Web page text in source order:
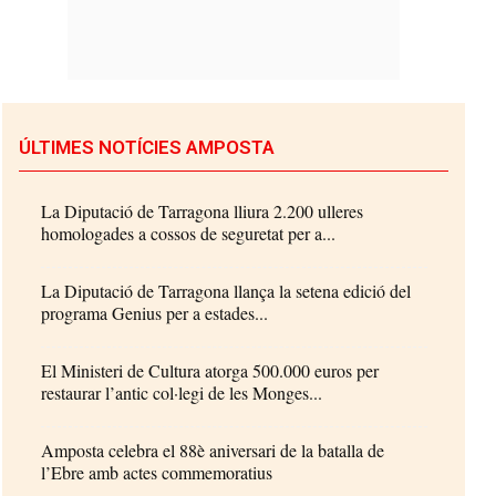
ÚLTIMES NOTÍCIES AMPOSTA
La Diputació de Tarragona lliura 2.200 ulleres
homologades a cossos de seguretat per a...
La Diputació de Tarragona llança la setena edició del
programa Genius per a estades...
El Ministeri de Cultura atorga 500.000 euros per
restaurar l’antic col·legi de les Monges...
Amposta celebra el 88è aniversari de la batalla de
l’Ebre amb actes commemoratius